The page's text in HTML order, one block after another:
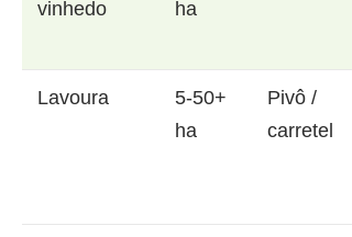
vinhedo
ha
Lavoura
5-50+
ha
Pivô /
carretel